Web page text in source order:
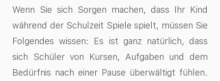
Wenn Sie sich Sorgen machen, dass Ihr Kind
während der Schulzeit Spiele spielt, müssen Sie
Folgendes wissen: Es ist ganz natürlich, dass
sich Schüler von Kursen, Aufgaben und dem
Bedürfnis nach einer Pause überwältigt fühlen.